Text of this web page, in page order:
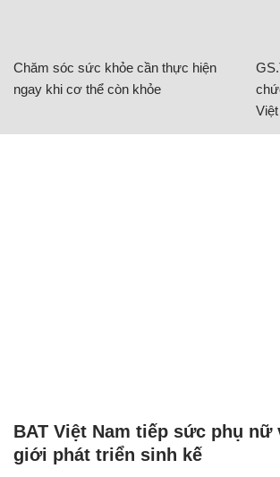
Chăm sóc sức khỏe cần thực hiện
ngay khi cơ thể còn khỏe
BAT Việt Nam tiếp sức phụ nữ
giới phát triển sinh kế